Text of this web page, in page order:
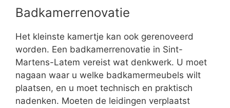
Badkamerrenovatie
Het kleinste kamertje kan ook gerenoveerd
worden. Een badkamerrenovatie in Sint-
Martens-Latem vereist wat denkwerk. U moet
nagaan waar u welke badkamermeubels wilt
plaatsen, en u moet technisch en praktisch
nadenken. Moeten de leidingen verplaatst